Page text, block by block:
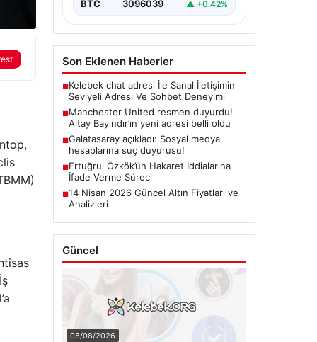
BTC 3096039 ▲ +0.42%
Son Eklenen Haberler
■Kelebek chat adresi İle Sanal İletişimin
Seviyeli Adresi Ve Sohbet Deneyimi
■Manchester United resmen duyurdu!
Altay Bayındır’ın yeni adresi belli oldu
■Galatasaray açıkladı: Sosyal medya
hesaplarına suç duyurusu!
■Ertuğrul Özkök’ün Hakaret İddialarına
İfade Verme Süreci
■14 Nisan 2026 Güncel Altın Fiyatları ve
Analizleri
Güncel
08/08/2026